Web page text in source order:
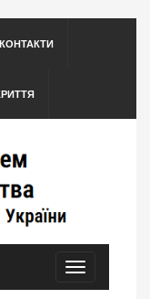
КОНТАКТИ
Toggle
navigation